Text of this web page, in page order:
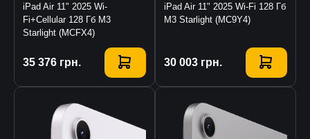
iPad Air 11" 2025 Wi-
Fi+Cellular 128 Гб M3
Starlight (MCFX4)
35 376 грн.
Купити
iPad Air 11" 2025 Wi-Fi 128 Гб
M3 Starlight (MC9Y4)
30 003 грн.
Купити